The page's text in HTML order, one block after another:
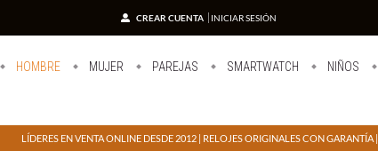
CREAR CUENTA INICIAR SESIÓN
HOMBRE MUJER PAREJAS SMARTWATCH NIÑOS
LÍDERES EN VENTA ONLINE DESDE 2012 | RELOJES ORIGINALES CON GARANTÍA |